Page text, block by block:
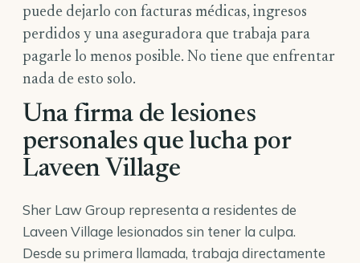
puede dejarlo con facturas médicas, ingresos
perdidos y una aseguradora que trabaja para
pagarle lo menos posible. No tiene que enfrentar
nada de esto solo.
Una firma de lesiones
personales que lucha por
Laveen Village
Sher Law Group representa a residentes de
Laveen Village lesionados sin tener la culpa.
Desde su primera llamada, trabaja directamente